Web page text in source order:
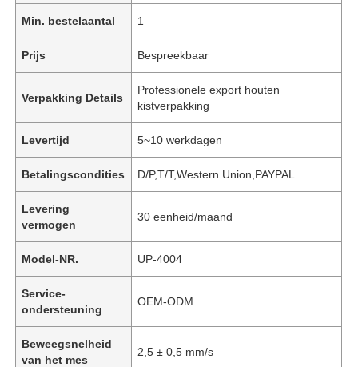
Min. bestelaantal 1
Prijs Bespreekbaar
Verpakking Details
Professionele export houten
kistverpakking
Levertijd 5~10 werkdagen
Betalingscondities D/P,T/T,Western Union,PAYPAL
Levering
vermogen
30 eenheid/maand
Model-NR. UP-4004
Service-
ondersteuning
OEM-ODM
Beweegsnelheid
van het mes
2,5 ± 0,5 mm/s